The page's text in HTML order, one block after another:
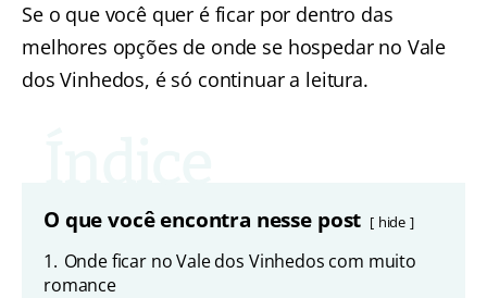
Se o que você quer é ficar por dentro das
melhores opções de onde se hospedar no Vale
dos Vinhedos, é só continuar a leitura.
O que você encontra nesse post hide
1. Onde ficar no Vale dos Vinhedos com muito
romance